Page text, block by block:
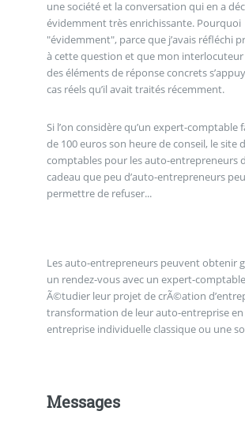
une société et la conversation qui en a
évidemment très enrichissante. Pourquoi
"évidemment", parce que j’avais réfléchi
à cette question et que mon interlocuteur
des éléments de réponse concrets
cas réels qu’il avait traités récemment.
Si l’on considère qu’un expert-comptable
de 100 euros son heure de conseil, le site
comptables pour les auto-entrepreneurs
cadeau que peu d’auto-entrepreneurs
permettre de refuser...
Les auto-entrepreneurs peuvent obtenir
un rendez-vous avec un expert-
Ã©tudier leur projet de crÃ©ation
transformation de leur auto-entreprise
entreprise individuelle classique ou une
Messages